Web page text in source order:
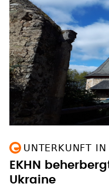
UNTERKUNFT IN
EKHN
Ukraine